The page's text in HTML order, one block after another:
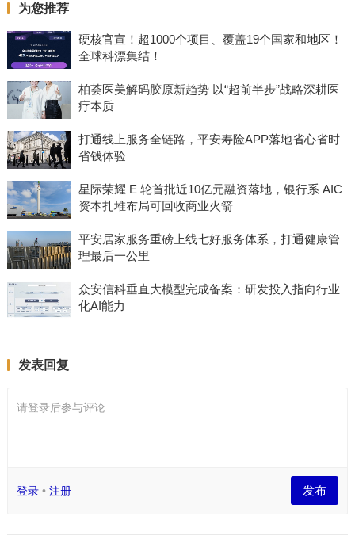
为您推荐
硬核官宣！超1000个项目、覆盖19个国家和地区！
全球科漂集结！
柏荟医美解码胶原新趋势 以“超前半步”战略深耕医
疗本质
打通线上服务全链路，平安寿险APP落地省心省时
省钱体验
星际荣耀 E 轮首批近10亿元融资落地，银行系 AIC
资本扎堆布局可回收商业火箭
平安居家服务重磅上线七好服务体系，打通健康管
理最后一公里
众安信科垂直大模型完成备案：研发投入指向行业
化AI能力
发表回复
请登录后参与评论...
登录• 注册 发布